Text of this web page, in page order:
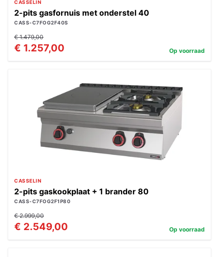
CASSELIN
2-pits gasfornuis met onderstel 40
CASS-C7FOG2F40S
€ 1.479,00
€ 1.257,00 Op voorraad
CASSELIN
2-pits gaskookplaat + 1 brander 80
CASS-C7FOG2F1P80
€ 2.999,00
€ 2.549,00 Op voorraad